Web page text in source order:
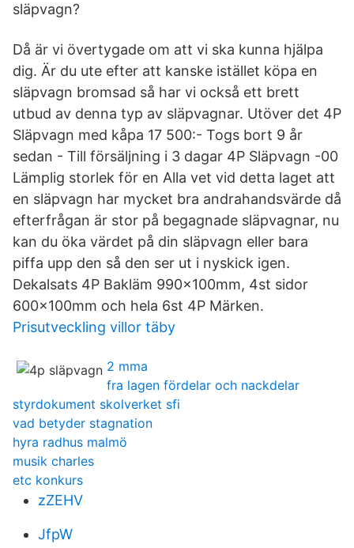
släpvagn?
Då är vi övertygade om att vi ska kunna hjälpa
dig. Är du ute efter att kanske istället köpa en
släpvagn bromsad så har vi också ett brett
utbud av denna typ av släpvagnar. Utöver det 4P
Släpvagn med kåpa 17 500:- Togs bort 9 år
sedan - Till försäljning i 3 dagar 4P Släpvagn -00
Lämplig storlek för en Alla vet vid detta laget att
en släpvagn har mycket bra andrahandsvärde då
efterfrågan är stor på begagnade släpvagnar, nu
kan du öka värdet på din släpvagn eller bara
piffa upp den så den ser ut i nyskick igen.
Dekalsats 4P Bakläm 990x100mm, 4st sidor
600x100mm och hela 6st 4P Märken.
Prisutveckling villor täby
2 mma
fra lagen fördelar och nackdelar
styrdokument skolverket sfi
vad betyder stagnation
hyra radhus malmö
musik charles
etc konkurs
zZEHV
JfpW